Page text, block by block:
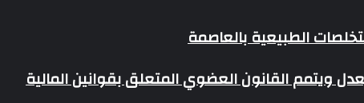
الطبيعية بالعاصمة
القانون العضوي المتعلق بقوانين المالية